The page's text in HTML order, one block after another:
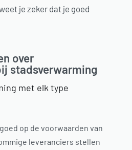
je zeker dat je goed
over
stadsverwarming
met elk type
op de voorwaarden van
leveranciers stellen